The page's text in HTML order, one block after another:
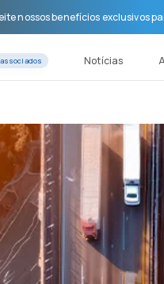
nossos benefícios exclusivos
Notícias